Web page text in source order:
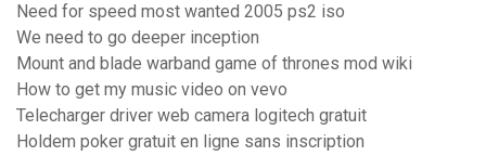
Need for speed most wanted 2005 ps2 iso
We need to go deeper inception
Mount and blade warband game of thrones mod wiki
How to get my music video on vevo
Telecharger driver web camera logitech gratuit
Holdem poker gratuit en ligne sans inscription